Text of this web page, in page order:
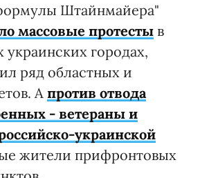
Штайнмайера"
массовые протесты в
украинских городах,
ряд областных и
А против отвода
- ветераны и
украинской
жители прифронтовых